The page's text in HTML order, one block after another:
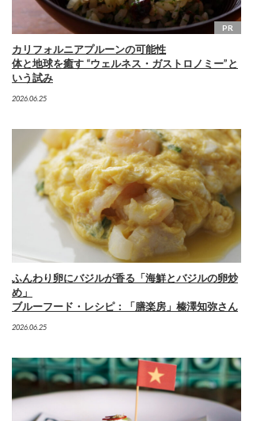
PR
カリフォルニアプルーンの可能性
体と地球を癒す “ウェルネス・ガストロノミー”と
いう試み
2026.06.25
ふんわり卵にバジルが香る「海鮮とバジルの卵炒
め」
ブルーフード・レシピ：「膳楽房」榛澤知弥さん
2026.06.25